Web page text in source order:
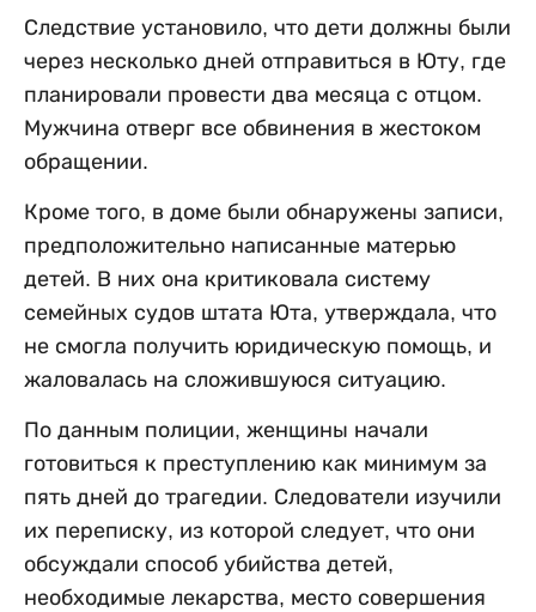
Следствие установило, что дети должны были
через несколько дней отправиться в Юту, где
планировали провести два месяца с отцом.
Мужчина отверг все обвинения в жестоком
обращении.
Кроме того, в доме были обнаружены записи,
предположительно написанные матерью
детей. В них она критиковала систему
семейных судов штата Юта, утверждала, что
не смогла получить юридическую помощь, и
жаловалась на сложившуюся ситуацию.
По данным полиции, женщины начали
готовиться к преступлению как минимум за
пять дней до трагедии. Следователи изучили
их переписку, из которой следует, что они
обсуждали способ убийства детей,
необходимые лекарства, место совершения